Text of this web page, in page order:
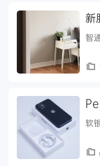
新
智
款
机
软
造